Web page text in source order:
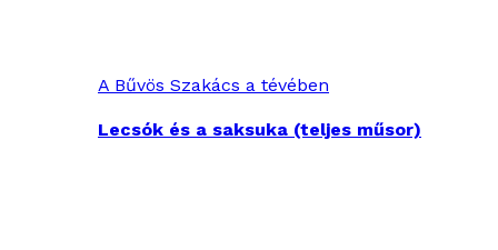
A Bűvös Szakács a tévében
Lecsók és a saksuka (teljes műsor)